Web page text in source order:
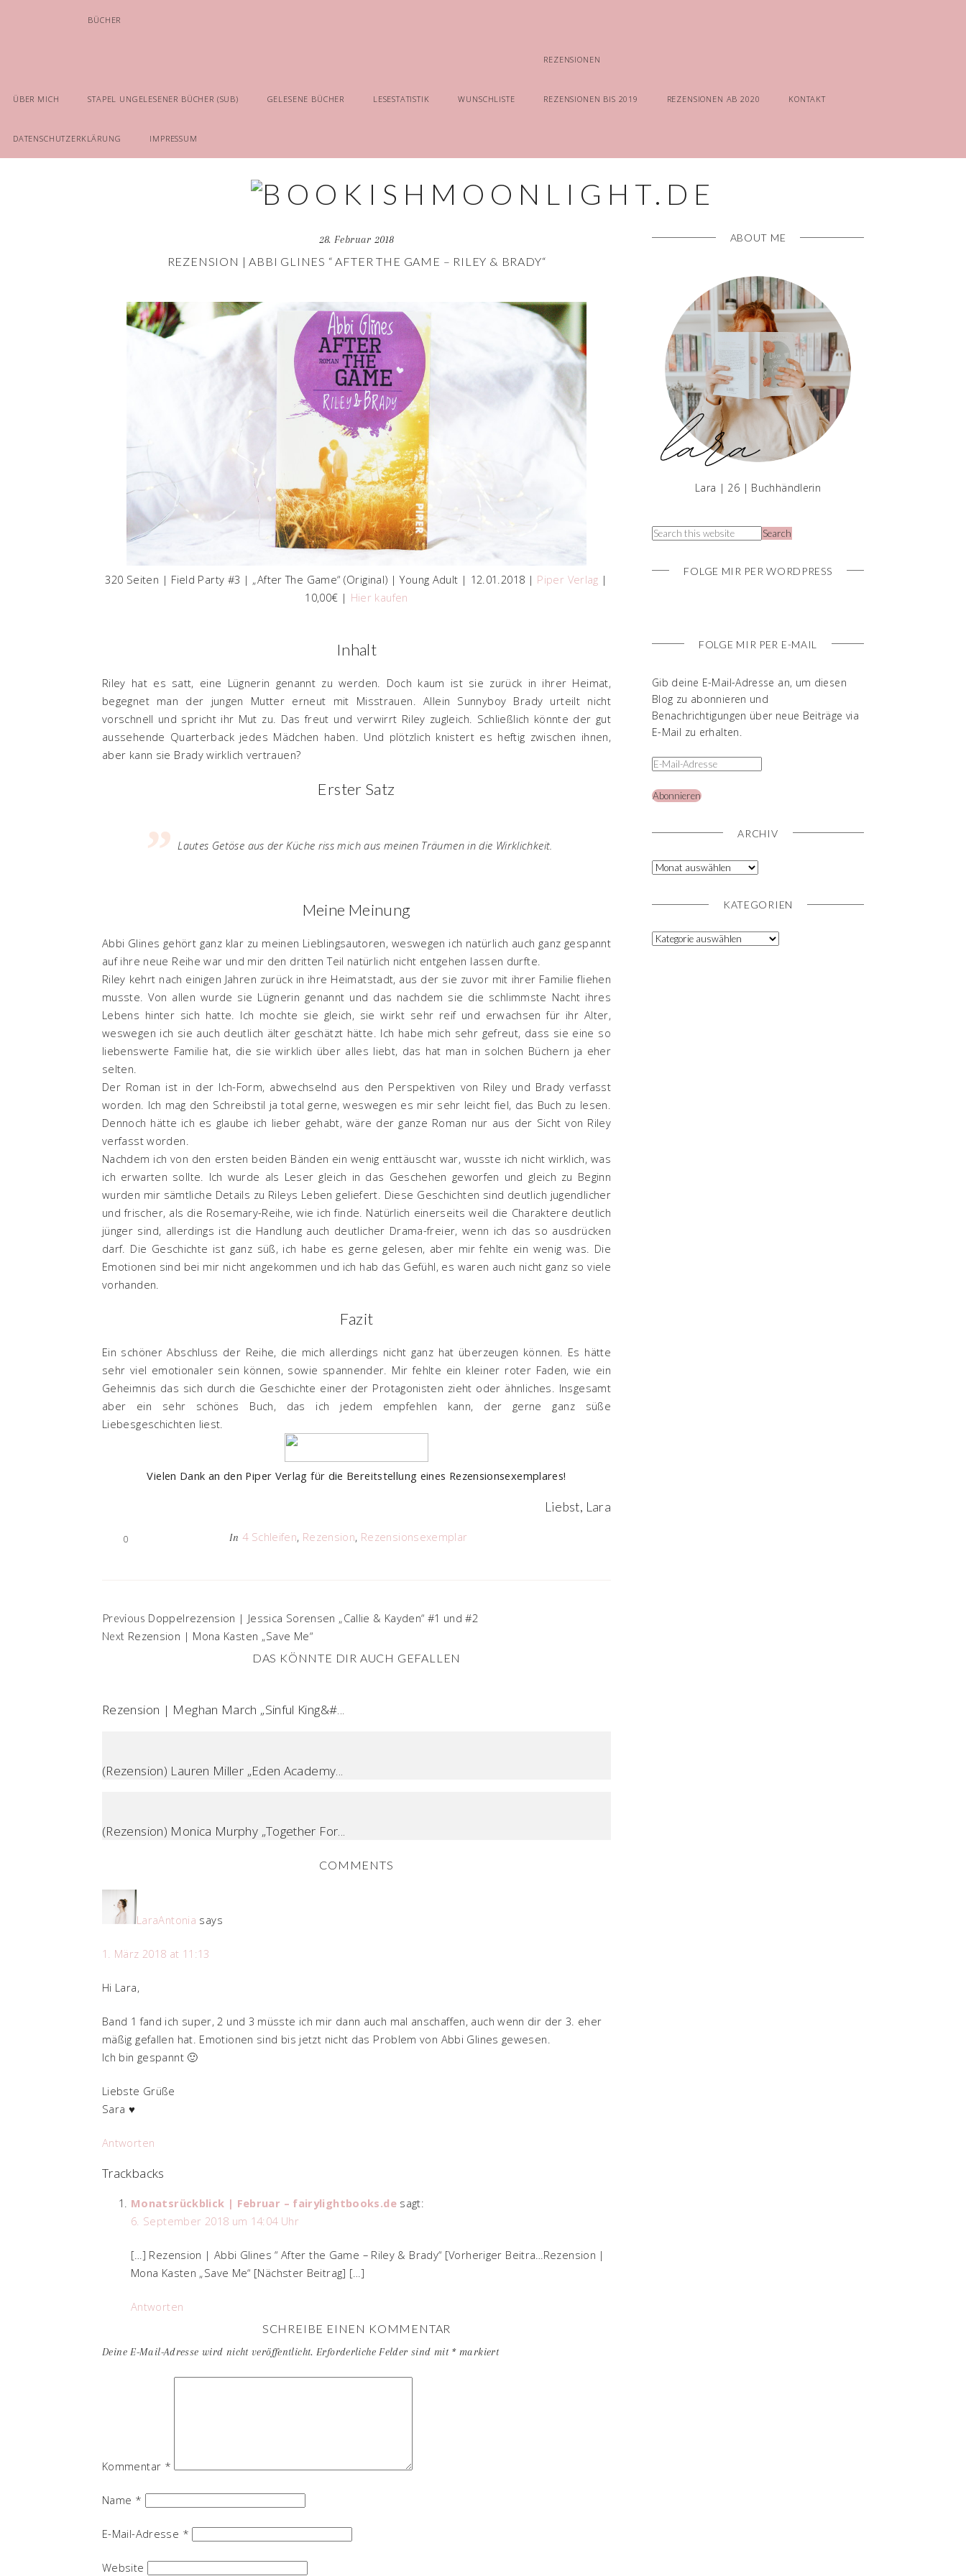
ÜBER MICH
BÜCHER
STAPEL UNGELESENER BÜCHER (SUB) GELESENE BÜCHER LESESTATISTIK WUNSCHLISTE
REZENSIONEN
REZENSIONEN BIS 2019 REZENSIONEN AB 2020 KONTAKT
DATENSCHUTZERKLÄRUNG IMPRESSUM
28. Februar 2018
REZENSION | ABBI GLINES “ AFTER THE GAME – RILEY & BRADY“
320 Seiten | Field Party #3 | „After The Game“ (Original) | Young Adult | 12.01.2018 | Piper Verlag |
10,00€ | Hier kaufen
Inhalt
Riley hat es satt, eine Lügnerin genannt zu werden. Doch kaum ist sie zurück in ihrer Heimat,
begegnet man der jungen Mutter erneut mit Misstrauen. Allein Sunnyboy Brady urteilt nicht
vorschnell und spricht ihr Mut zu. Das freut und verwirrt Riley zugleich. Schließlich könnte der gut
aussehende Quarterback jedes Mädchen haben. Und plötzlich knistert es heftig zwischen ihnen,
aber kann sie Brady wirklich vertrauen?
Erster Satz
Lautes Getöse aus der Küche riss mich aus meinen Träumen in die Wirklichkeit.
Meine Meinung
Abbi Glines gehört ganz klar zu meinen Lieblingsautoren, weswegen ich natürlich auch ganz gespannt
auf ihre neue Reihe war und mir den dritten Teil natürlich nicht entgehen lassen durfte.
Riley kehrt nach einigen Jahren zurück in ihre Heimatstadt, aus der sie zuvor mit ihrer Familie fliehen
musste. Von allen wurde sie Lügnerin genannt und das nachdem sie die schlimmste Nacht ihres
Lebens hinter sich hatte. Ich mochte sie gleich, sie wirkt sehr reif und erwachsen für ihr Alter,
weswegen ich sie auch deutlich älter geschätzt hätte. Ich habe mich sehr gefreut, dass sie eine so
liebenswerte Familie hat, die sie wirklich über alles liebt, das hat man in solchen Büchern ja eher
selten.
Der Roman ist in der Ich-Form, abwechselnd aus den Perspektiven von Riley und Brady verfasst
worden. Ich mag den Schreibstil ja total gerne, weswegen es mir sehr leicht fiel, das Buch zu lesen.
Dennoch hätte ich es glaube ich lieber gehabt, wäre der ganze Roman nur aus der Sicht von Riley
verfasst worden.
Nachdem ich von den ersten beiden Bänden ein wenig enttäuscht war, wusste ich nicht wirklich, was
ich erwarten sollte. Ich wurde als Leser gleich in das Geschehen geworfen und gleich zu Beginn
wurden mir sämtliche Details zu Rileys Leben geliefert. Diese Geschichten sind deutlich jugendlicher
und frischer, als die Rosemary-Reihe, wie ich finde. Natürlich einerseits weil die Charaktere deutlich
jünger sind, allerdings ist die Handlung auch deutlicher Drama-freier, wenn ich das so ausdrücken
darf. Die Geschichte ist ganz süß, ich habe es gerne gelesen, aber mir fehlte ein wenig was. Die
Emotionen sind bei mir nicht angekommen und ich hab das Gefühl, es waren auch nicht ganz so viele
vorhanden.
Fazit
Ein schöner Abschluss der Reihe, die mich allerdings nicht ganz hat überzeugen können. Es hätte
sehr viel emotionaler sein können, sowie spannender. Mir fehlte ein kleiner roter Faden, wie ein
Geheimnis das sich durch die Geschichte einer der Protagonisten zieht oder ähnliches. Insgesamt
aber ein sehr schönes Buch, das ich jedem empfehlen kann, der gerne ganz süße
Liebesgeschichten liest.
Vielen Dank an den Piper Verlag für die Bereitstellung eines Rezensionsexemplares!
Liebst, Lara
0 In 4 Schleifen, Rezension, Rezensionsexemplar
Previous Doppelrezension | Jessica Sorensen „Callie & Kayden“ #1 und #2
Next Rezension | Mona Kasten „Save Me“
DAS KÖNNTE DIR AUCH GEFALLEN
Rezension | Meghan March „Sinful King&#...
(Rezension) Lauren Miller „Eden Academy...
(Rezension) Monica Murphy „Together For...
COMMENTS
LaraAntonia says
1. März 2018 at 11:13
Hi Lara,
Band 1 fand ich super, 2 und 3 müsste ich mir dann auch mal anschaffen, auch wenn dir der 3. eher
mäßig gefallen hat. Emotionen sind bis jetzt nicht das Problem von Abbi Glines gewesen.
Ich bin gespannt 🙂
Liebste Grüße
Sara ♥
Antworten
Trackbacks
Monatsrückblick | Februar – fairylightbooks.de sagt:
6. September 2018 um 14:04 Uhr
[…] Rezension | Abbi Glines “ After the Game – Riley & Brady“ [Vorheriger Beitra…Rezension |
Mona Kasten „Save Me“ [Nächster Beitrag] […]
Antworten
SCHREIBE EINEN KOMMENTAR
Deine E-Mail-Adresse wird nicht veröffentlicht. Erforderliche Felder sind mit *markiert
Kommentar *
Name *
E-Mail-Adresse *
Website
ABOUT ME
Lara | 26 | Buchhändlerin
FOLGE MIR PER WORDPRESS
FOLGE MIR PER E-MAIL
Gib deine E-Mail-Adresse an, um diesen
Blog zu abonnieren und
Benachrichtigungen über neue Beiträge via
E-Mail zu erhalten.
Abonnieren
ARCHIV
KATEGORIEN